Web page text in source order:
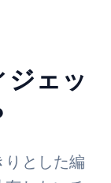
ェッ
りとした編